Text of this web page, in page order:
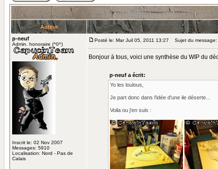
Auteur
p-neuf
Admin. honoraire (^0^)
Inscrit le: 02 Nov 2007
Messages: 5910
Localisation: Nord - Pas de
Calais
Posté le: Mar Juil 05, 2011 13:27 Sujet du message:
Bonjour à tous, voici une synthèse du WIP du
p-neuf a écrit:
Yo les loulous,
Je part donc dans l'idée d'une ile déserte...
Voila ou j'en suis :